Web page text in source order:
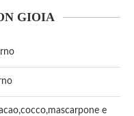
GIOIA
e